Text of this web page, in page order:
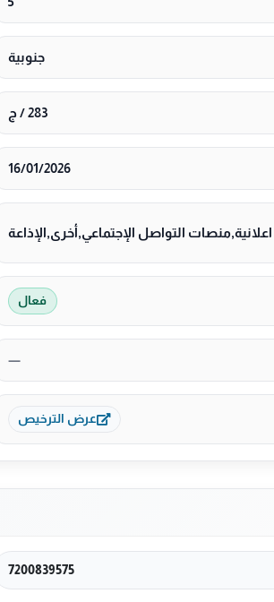
جنوبية
283 / ج
16/01/2026
التواصل الإجتماعي,أخرى,الإذاعة
فعال
—
عرض الترخيص
7200839575